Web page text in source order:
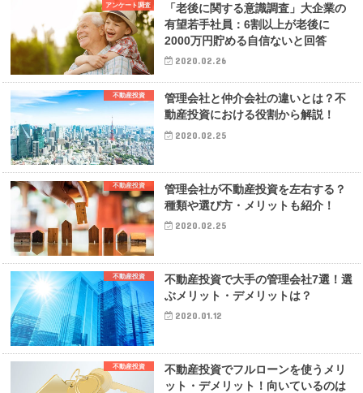
アンケート調査
「老後に関する意識調査」大企業の
有望若手社員：6割以上が老後に
2000万円貯める自信ないと回答
2020.02.26
不動産投資
管理会社と仲介会社の違いとは？不
動産投資における役割から解説！
2020.02.25
不動産投資
管理会社が不動産投資を左右する？
種類や選び方・メリットも紹介！
2020.02.25
不動産投資
不動産投資で大手の管理会社7選！選
ぶメリット・デメリットは？
2020.01.12
不動産投資
不動産投資でフルローンを使うメリ
ット・デメリット！向いているのは